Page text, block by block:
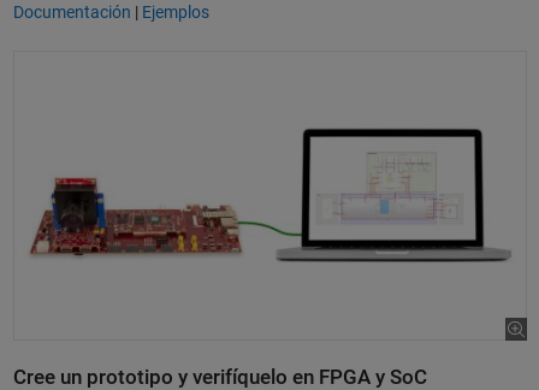
Documentación | Ejemplos
Cree un prototipo y verifíquelo en FPGA y SoC